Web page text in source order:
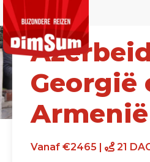
Georgië
Vanaf €2465 | 21